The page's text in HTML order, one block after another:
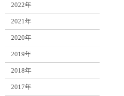
2022年
2021年
2020年
2019年
2018年
2017年